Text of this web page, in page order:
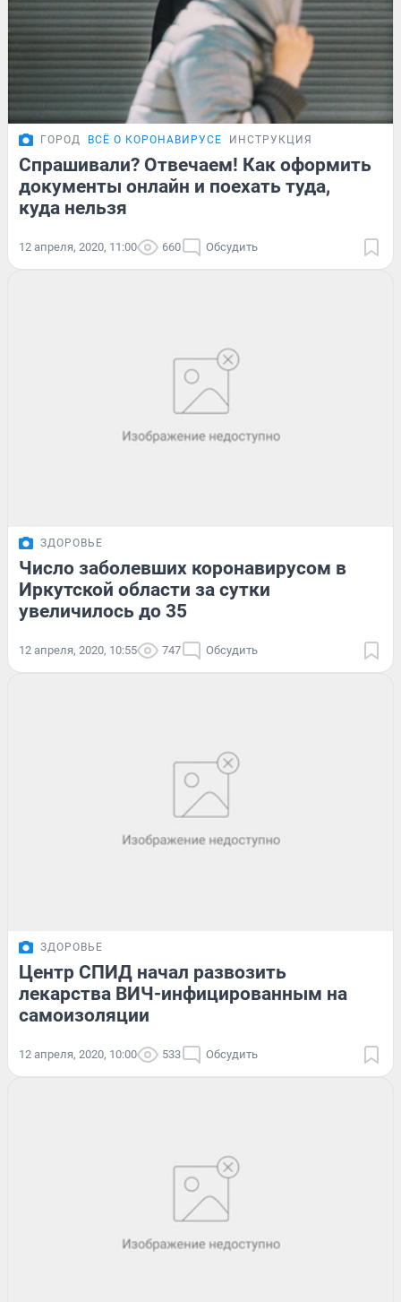
ГОРОД ВСЁ О КОРОНАВИРУСЕ ИНСТРУКЦИЯ
Спрашивали? Отвечаем! Как оформить
документы онлайн и поехать туда,
куда нельзя
12 апреля, 2020, 11:00 660 Обсудить
ЗДОРОВЬЕ
Число заболевших коронавирусом в
Иркутской области за сутки
увеличилось до 35
12 апреля, 2020, 10:55 747 Обсудить
ЗДОРОВЬЕ
Центр СПИД начал развозить
лекарства ВИЧ-инфицированным на
самоизоляции
12 апреля, 2020, 10:00 533 Обсудить